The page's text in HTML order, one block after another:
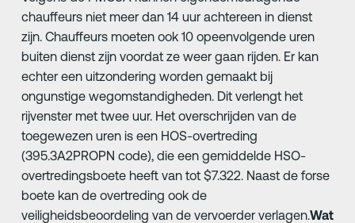
chauffeurs niet meer dan 14 uur achtereen in dienst
zijn. Chauffeurs moeten ook 10 opeenvolgende uren
buiten dienst zijn voordat ze weer gaan rijden. Er kan
echter een uitzondering worden gemaakt bij
ongunstige wegomstandigheden. Dit verlengt het
rijvenster met twee uur. Het overschrijden van de
toegewezen uren is een HOS-overtreding
(395.3A2PROPN code), die een gemiddelde HSO-
overtredingsboete heeft van tot $7.322. Naast de forse
boete kan de overtreding ook de
veiligheidsbeoordeling van de vervoerder verlagen.Wat